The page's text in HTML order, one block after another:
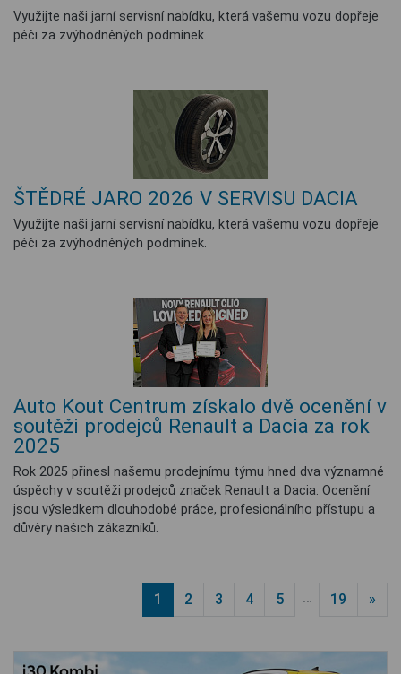
Využijte naši jarní servisní nabídku, která vašemu vozu dopřeje
péči za zvýhodněných podmínek.
ŠTĚDRÉ JARO 2026 V SERVISU DACIA
Využijte naši jarní servisní nabídku, která vašemu vozu dopřeje
péči za zvýhodněných podmínek.
Auto Kout Centrum získalo dvě ocenění v
soutěži prodejců Renault a Dacia za rok
2025
Rok 2025 přinesl našemu prodejnímu týmu hned dva významné
úspěchy v soutěži prodejců značek Renault a Dacia. Ocenění
jsou výsledkem dlouhodobé práce, profesionálního přístupu a
důvěry našich zákazníků.
1 2 3 4 5 … 19 »